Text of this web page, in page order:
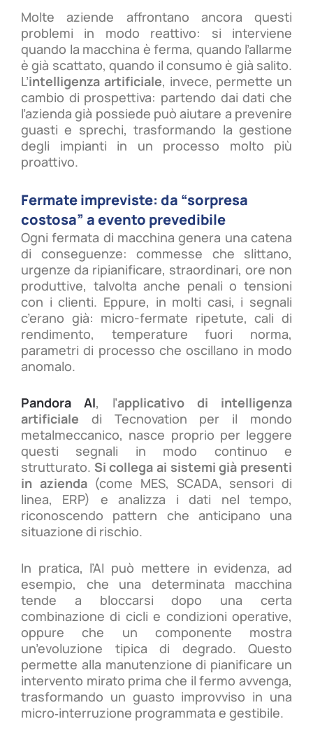
Molte aziende affrontano ancora questi
problemi in modo reattivo: si interviene
quando la macchina è ferma, quando l’allarme
è già scattato, quando il consumo è già salito.
L’intelligenza artificiale, invece, permette un
cambio di prospettiva: partendo dai dati che
l’azienda già possiede può aiutare a prevenire
guasti e sprechi, trasformando la gestione
degli impianti in un processo molto più
proattivo.
Fermate impreviste: da “sorpresa
costosa” a evento prevedibile
Ogni fermata di macchina genera una catena
di conseguenze: commesse che slittano,
urgenze da ripianificare, straordinari, ore non
produttive, talvolta anche penali o tensioni
con i clienti. Eppure, in molti casi, i segnali
c’erano già: micro-fermate ripetute, cali di
rendimento, temperature fuori norma,
parametri di processo che oscillano in modo
anomalo.
Pandora AI, l’applicativo di intelligenza
artificiale di Tecnovation per il mondo
metalmeccanico, nasce proprio per leggere
questi segnali in modo continuo e
strutturato. Si collega ai sistemi già presenti
in azienda(come MES, SCADA, sensori di
linea, ERP) e analizza i dati nel tempo,
riconoscendo pattern che anticipano una
situazione di rischio.
In pratica, l’AI può mettere in evidenza, ad
esempio, che una determinata macchina
tende a bloccarsi dopo una certa
combinazione di cicli e condizioni operative,
oppure che un componente mostra
un’evoluzione tipica di degrado. Questo
permette alla manutenzione di pianificare un
intervento mirato prima che il fermo avvenga,
trasformando un guasto improvviso in una
micro‑interruzione programmata e gestibile.